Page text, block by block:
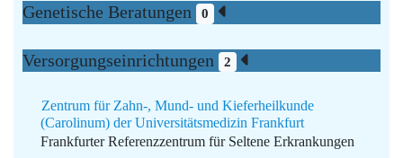
Genetische Beratungen 0
Versorgungseinrichtungen 2
Zentrum für Zahn-, Mund- und Kieferheilkunde
(Carolinum) der Universitätsmedizin Frankfurt
Frankfurter Referenzzentrum für Seltene Erkrankungen